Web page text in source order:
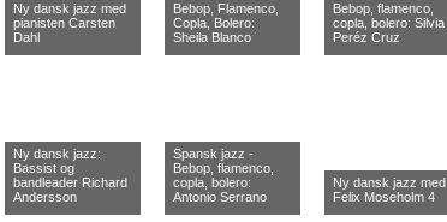
Ny dansk jazz med
pianisten Carsten
Dahl
Bebop, Flamenco,
Copla, Bolero:
Sheila Blanco
Bebop, flamenco,
copla, bolero: Silvia
Peréz Cruz
Ny dansk jazz:
Bassist og
bandleader Richard
Andersson
Spansk jazz -
Bebop, flamenco,
copla, bolero:
Antonio Serrano
Ny dansk jazz med
Felix Moseholm 4